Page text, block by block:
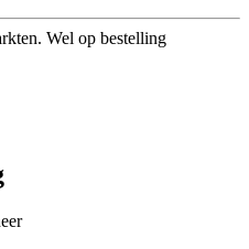
Wel op bestelling